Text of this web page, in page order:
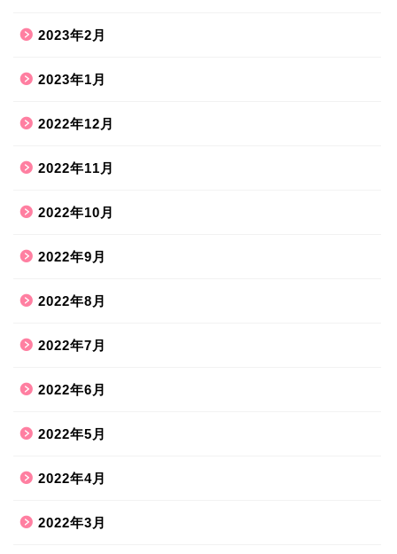
2023年2月
2023年1月
2022年12月
2022年11月
2022年10月
2022年9月
2022年8月
2022年7月
2022年6月
2022年5月
2022年4月
2022年3月